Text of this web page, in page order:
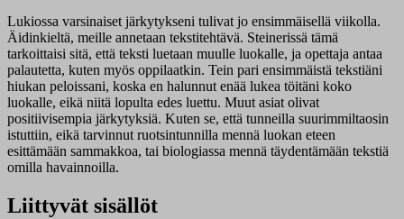
Lukiossa varsinaiset järkytykseni tulivat jo ensimmäisellä viikolla.
Äidinkieltä, meille annetaan tekstitehtävä. Steinerissä tämä
tarkoittaisi sitä, että teksti luetaan muulle luokalle, ja opettaja antaa
palautetta, kuten myös oppilaatkin. Tein pari ensimmäistä tekstiäni
hiukan peloissani, koska en halunnut enää lukea töitäni koko
luokalle, eikä niitä lopulta edes luettu. Muut asiat olivat
positiivisempia järkytyksiä. Kuten se, että tunneilla suurimmiltaosin
istuttiin, eikä tarvinnut ruotsintunnilla mennä luokan eteen
esittämään sammakkoa, tai biologiassa mennä täydentämään tekstiä
omilla havainnoilla.
Liittyvät sisällöt